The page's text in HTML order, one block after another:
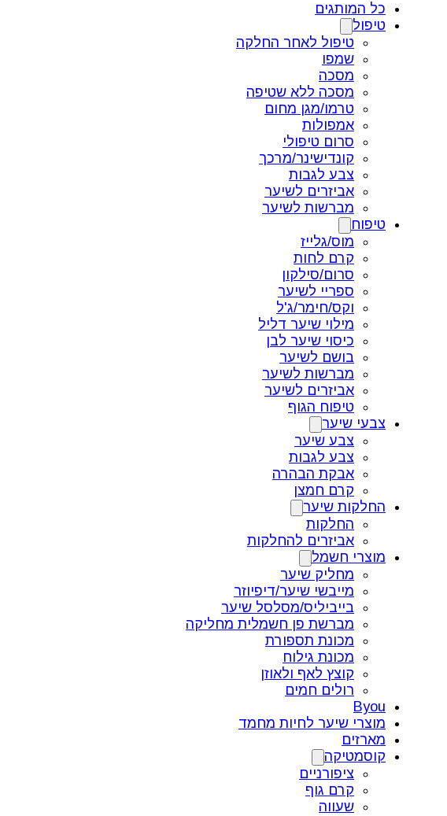
כל המותגים
טיפול
טיפול לאחר החלקה
שמפו
מסכה
מסכה ללא שטיפה
טרמו/מגן מחום
אמפולות
סרום טיפולי
קונדישינר/מרכך
צבע לגבות
אביזרים לשיער
מברשות לשיער
טיפוח
מוס/גלייז
קרם לחות
סרום/סילקון
ספריי לשיער
וקס/חימר/ג'ל
מילוי שיער דליל
כיסוי שיער לבן
בושם לשיער
מברשות לשיער
אביזרים לשיער
טיפוח הגוף
צבעי שיער
צבע שיער
צבע לגבות
אבקת הבהרה
קרם חמצן
החלקות שיער
החלקות
אביזרים להחלקות
מוצרי חשמל
מחליק שיער
מייבשי שיער/דיפיוזר
בייביליס/מסלסל שיער
מברשת פן חשמלית מחליקה
מכונת תספורת
מכונת גילוח
קוצץ לאף ולאוזן
רולים חמים
Byou
מוצרי שיער לחיות מחמד
מארזים
קוסמטיקה
ציפורניים
קרם גוף
שעווה